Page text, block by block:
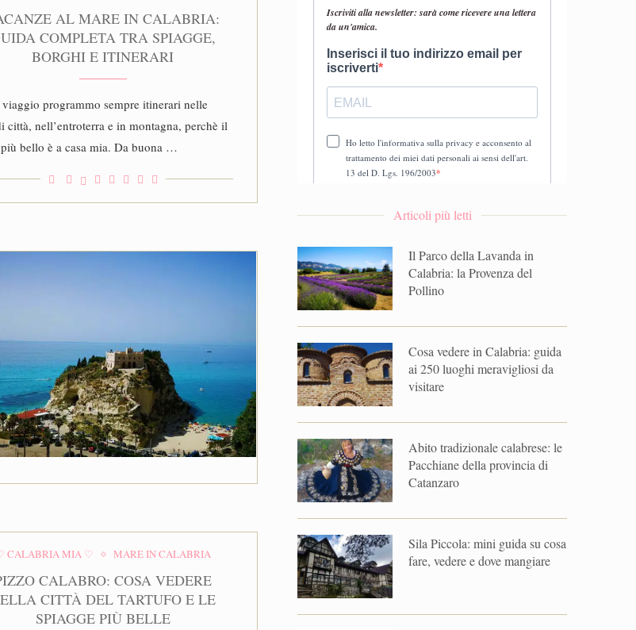
AL MARE IN CALABRIA:
COMPLETA TRA SPIAGGE,
BORGHI E ITINERARI
programmo sempre itinerari nelle
città, nell’entroterra e in montagna, perchè il
bello è a casa mia. Da buona …
CALABRIA MIA ♡ MARE IN CALABRIA
CALABRO: COSA VEDERE
CITTÀ DEL TARTUFO E LE
SPIAGGE PIÙ BELLE
Articoli più letti
Il Parco della Lavanda in
Calabria: la Provenza del
Pollino
Cosa vedere in Calabria: guida
ai 250 luoghi meravigliosi da
visitare
Abito tradizionale calabrese: le
Pacchiane della provincia di
Catanzaro
Sila Piccola: mini guida su cosa
fare, vedere e dove mangiare